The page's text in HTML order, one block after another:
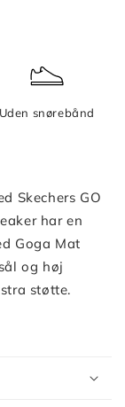
Uden snørebånd
Skechers GO
har en
Goga Mat
og høj
støtte.